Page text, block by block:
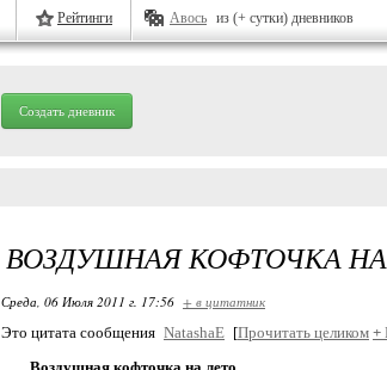
Рейтинги Авось из (+ сутки) дневников
Создать дневник
ВОЗДУШНАЯ КОФТОЧКА
Среда, 06 Июля 2011 г. 17:56 + в цитатник
Это цитата сообщения NatashaE [Прочитать целиком +